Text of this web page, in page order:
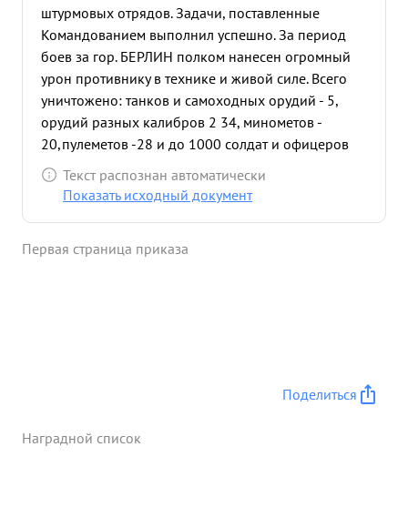
штурмовых отрядов. Задачи, поставленные
Командованием выполнил успешно. За период
боев за гор. БЕРЛИН полком нанесен огромный
урон противнику в технике и живой силе. Всего
уничтожено: танков и самоходных орудий - 5,
орудий разных калибров 2 34, минометов -
20,пулеметов -28 и до 1000 солдат и офицеров
противника ...»
Текст распознан автоматически
Показать исходный документ
Первая страница приказа
Поделиться
Наградной список